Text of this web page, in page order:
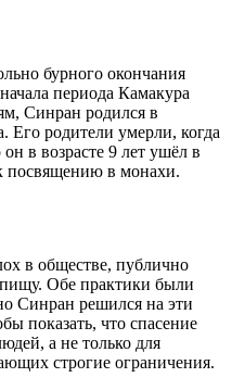
бурного окончания
периода Камакура
Синран родился в
Его родители умерли, когда
в возрасте 9 лет ушёл в
посвящению в монахи.
в обществе, публично
Обе практики были
Синран решился на эти
показать, что спасение
а не только для
строгие ограничения.